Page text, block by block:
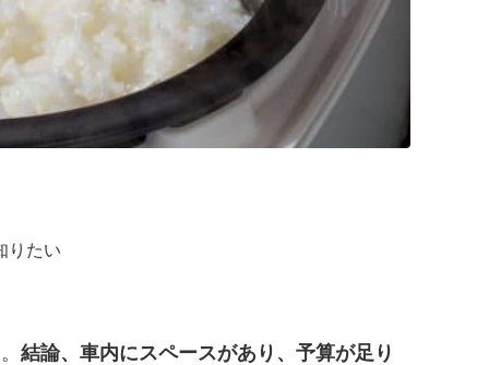
りたい
結論、車内にスペースがあり、予算が足り